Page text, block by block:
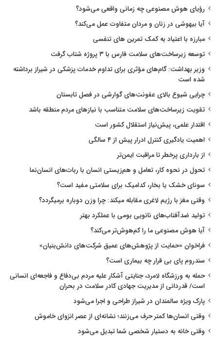
رؤیای هوش مصنوعی چه زمانی واقعی می‌شود؟
آیا بیهوشی در زنان و مردان متفاوت عمل می‌کند؟
مبارزه با اعتیاد به کمک تمرین های تنفسی
توسعه زیرساخت‌های سلامت فارس با ۳ پروژه شتاب گرفت
وزیر بهداشت: گام‌های مؤثری برای تداوم خدمات پزشکی در شیراز برداشته
شده است
چرایی شیوع بالای عفونت‌های گوارشی در فصل تابستان
تقویت زیرساخت‌های سلامت متناسب با نیازهای مردم منطقه باشد
اقتدار علمی، پیش‌نیاز استقلال کشور است
اهمیت یادگیری کنترل ادرار پیش از ۴ سالگی
از بارداری پرخطر تا مراقبت ایمن‌تر
تحول در نحوه کار، تعامل و هم‌زیستی انسان با ربات‌های انسان‌نما
سونای خشک یا بخار، کدامیک برای سلامتی مفید است؟
وقتی مغز با رژیم لاغری مقابله میکند: چرا وزن دوباره برمیگردد؟
تولید ضدآفتاب‌های نانویی بومی با عملکرد بهتر
آیا هوش مصنوعی ما را کم‌هوش‌تر می‌کند؟
فراخوان «حمایت از پژوهش‌های عمیق شرکت‌های دانش‌بنیان»
سندروم پای بی قرار چه بیماری است؟
حمله به ورزشگاه لامرد، جنایتی آشکار علیه مردم بی‌دفاع و فاجعه‌ای انسانی
است/ قدردانی از مدیریت جهادی کادر سلامت در بحران
پارک ویژه سالمندان در شیراز طراحی و اجرا می‌شود
وقتی انسان‌ها کمتر حرف می‌زنند؛ نشانه‌ای از عصر انزوای خاموش
وقتی خانه به دستیار شخصی شما تبدیل می‌شود